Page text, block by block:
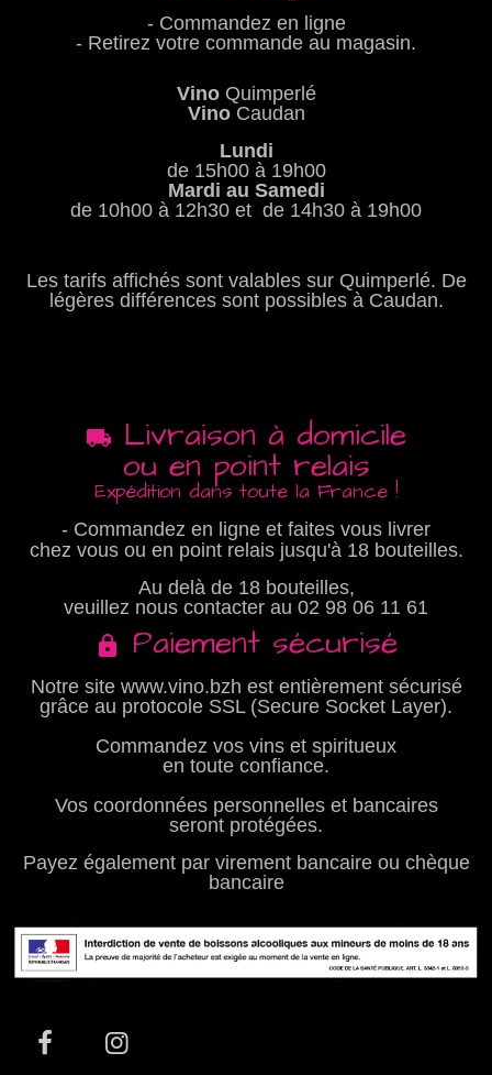
- Commandez en ligne
- Retirez votre commande au magasin.
VinoQuimperlé
VinoCaudan
Lundi
de 15h00 à 19h00
Mardi au Samedi
de 10h00 à 12h30 et de 14h30 à 19h00
Les tarifs affichés sont valables sur Quimperlé. De
légères différences sont possibles à Caudan.
Livraison à domicile
ou en point relais
Expédition dans toute la France !
- Commandez en ligne et faites vous livrer
chez vous ou en point relais jusqu'à 18 bouteilles.
Au delà de 18 bouteilles,
veuillez nous contacter au 02 98 06 11 61
Paiement sécurisé
Notre site www.vino.bzh est entièrement sécurisé
grâce au protocole SSL (Secure Socket Layer).
Commandez vos vins et spiritueux
en toute confiance.
Vos coordonnées personnelles et bancaires
seront protégées.
Payez également par virement bancaire ou chèque
bancaire